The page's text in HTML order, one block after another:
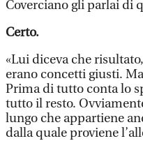
Coverciano gli parlai di
Certo.
«Lui diceva che
erano concetti giusti.
Prima di tutto conta lo
tutto il resto.
lungo che appartiene
dalla quale proviene